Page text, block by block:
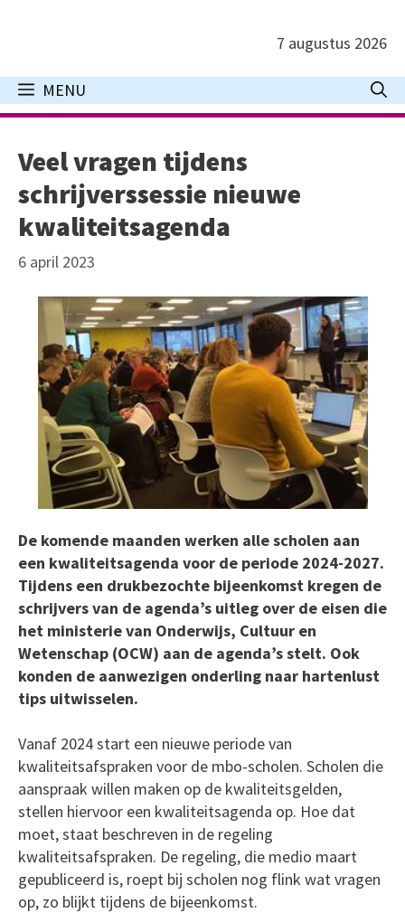
inhoud
7 augustus 2026
MENU
Veel vragen tijdens
schrijverssessie nieuwe
kwaliteitsagenda
6 april 2023
De komende maanden werken alle scholen aan
een kwaliteitsagenda voor de periode 2024-2027.
Tijdens een drukbezochte bijeenkomst kregen de
schrijvers van de agenda’s uitleg over de eisen die
het ministerie van Onderwijs, Cultuur en
Wetenschap (OCW) aan de agenda’s stelt. Ook
konden de aanwezigen onderling naar hartenlust
tips uitwisselen.
Vanaf 2024 start een nieuwe periode van
kwaliteitsafspraken voor de mbo-scholen. Scholen die
aanspraak willen maken op de kwaliteitsgelden,
stellen hiervoor een kwaliteitsagenda op. Hoe dat
moet, staat beschreven in de regeling
kwaliteitsafspraken. De regeling, die medio maart
gepubliceerd is, roept bij scholen nog flink wat vragen
op, zo blijkt tijdens de bijeenkomst.